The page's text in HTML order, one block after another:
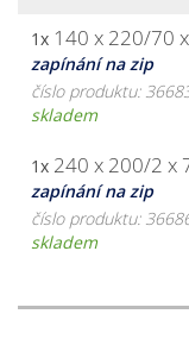
1x 140 x 220/70
zapínání na zip
číslo produktu:
skladem
1x 240 x 200/2 x
zapínání na zip
číslo produktu:
skladem